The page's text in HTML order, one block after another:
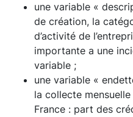
une variable «
de création, la
d’activité de
importante a une
variable ;
une variable «
la collecte
France : part des